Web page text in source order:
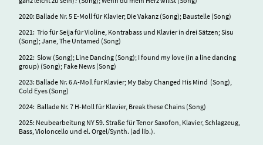
2020: Ballade Nr. 5 E-Moll für Klavier; Die Vakanz (Song); Baustelle (Song)
2021: Trio für Seija für Violine, Kontrabass und Klavier in drei Sätzen; Sisu
(Song); Jane, The Untamed (Song)
2022: Slow (Song); Line Dancing (Song); I found my love (in a line dancing
group) (Song); Fake News (Song)
2023: Ballade Nr. 6 A-Moll für Klavier; My Baby Changed His Mind (Song),
Cold Eyes (Song)
2024: Ballade Nr. 7 H-Moll für Klavier, Break these Chains (Song)
2025: Neubearbeitung NY 59. Straße für Tenor Saxofon, Klavier, Schlagzeug,
Bass, Violoncello und el. Orgel/Synth. (ad lib.).